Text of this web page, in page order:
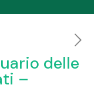
delle
–